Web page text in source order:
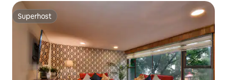
Superhost
Superhost